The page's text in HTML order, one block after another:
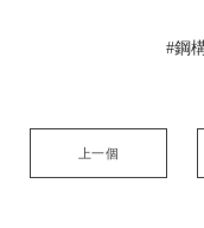
#鋼
上一個